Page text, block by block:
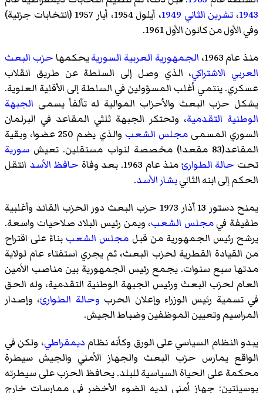
1943، تشرين الثاني 1949
، أيلول 1954، أيار 1957 (انتخابات جزئية)
وفي الأول من كانون الأول 1961.
منذ عام 1963،
الجمهورية العربية السوريةيحكمهاحزب البعث
العربي الاشتراكي، الذي وصل إلى السلطة عن طريق انقلاب
عسكري. ينتمي أغلب المسؤولين في السلطة إلى الأقلية العلوية.
يشكل حزب البعث والأحزاب الموالية له تآلفاً يسمى الجبهة
الوطنية التقدمية، وتحتكر الجبهة ثلثي المقاعد في البرلمان
السوري المسمىمجلس الشعب
والذي يضم 250 عضوا، وبقية
المقاعد(83 مقعدا) مخصصة لنواب مستقلين. تعيش
سورية
تحت حالة الطوارئمنذ عام 1963. بعد وفاة حافظ الأسد انتقل
الحكم إلى ابنه الثانيبشار الأسد.
يمنح دستور 13 آذار 1973 حزب البعث دور الحزب القائد وأغلبية
طفيفة فيمجلس الشعب، ويمن رئيس البلاد صلاحيات واسعة.
يرشح رئيس الجمهورية من قبل مجلس الشعب بناءً على اقتراح
من القيادة القطرية لحزب البعث، ثم يجري استفتاء عام لولاية
مدتها سبع سنوات. يجمع رئيس الجمهورية بين مناصب الأمين
العام لحزب البعث ورئيس الجبهة الوطنية التقدمية، وله الحق
في تسمية رئيس الوزراء وإعلان الحرب وحالة الطوارئ، وإصدار
المراسيم وتعيين الموظفين وضباط الجيش.
يبدو النظام السياسي على الورق وكأنه نظام ديمقراطي، ولكن في
الواقع يمارس حزب البعث والجهاز الأمني والجيش سيطرة
محكمة على الحياة السياسية للبلد. يحافظ الحزب على سيطرته
بوسيلتين: جهاز أمني لديه الضوء الأخضر في ممارسات خارج